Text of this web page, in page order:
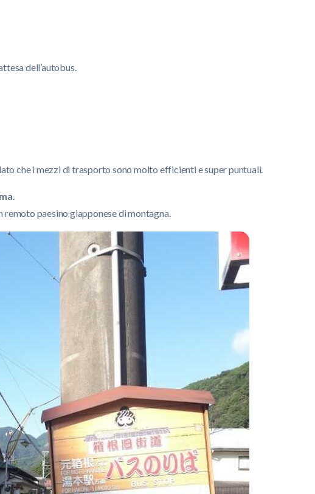
dell’autobus.
che i mezzi di trasporto sono molto efficienti e super puntuali.
.
remoto paesino giapponese di montagna.